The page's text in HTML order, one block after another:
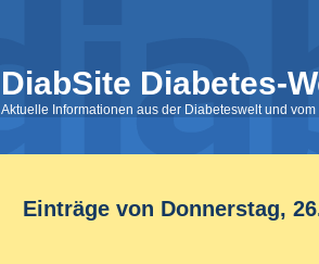
DiabSite Diabetes-
Aktuelle Informationen aus der Diabeteswelt und
Einträge von Donnerstag,